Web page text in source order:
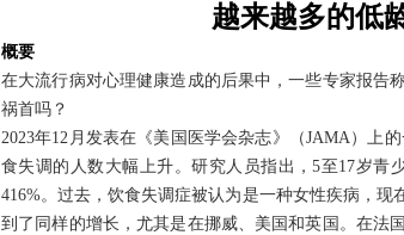
越来越多的低
概要
在大流行病对心理健康造成的后果中，一些专家报告
祸首吗？
2023年12 月发表在《美国医学会杂志》 （JAMA）上
食失调的人数大幅上升。研究人员指出，5至 17岁青
416%。过去，饮食失调症被认为是一种女性疾病，
到了同样的增长，尤其是在挪威、美国和英国。在法